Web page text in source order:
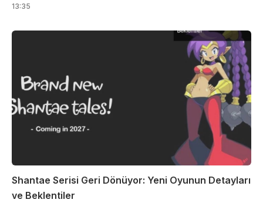
13:35
Shantae Serisi Geri Dönüyor: Yeni Oyunun Detayları
ve Beklentiler